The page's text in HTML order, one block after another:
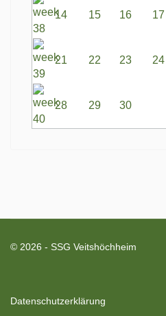
14 15 16 17
21 22 23 24
28 29 30
© 2026 - SSG Veitshöchheim
Datenschutzerklärung